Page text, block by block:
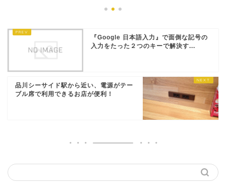
『Google 日本語入力』で面倒な記号の
入力をたった２つのキーで解決す...
品川シーサイド駅から近い、電源がテー
ブル席で利用できるお店が便利！